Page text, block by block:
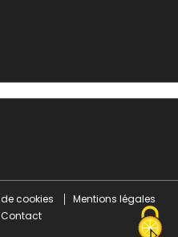
cookies
Mentions légales
Contact